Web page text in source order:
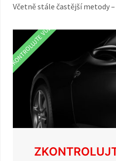
Včetně stále častější metody –
ZKONTROLUJTE VŮZ